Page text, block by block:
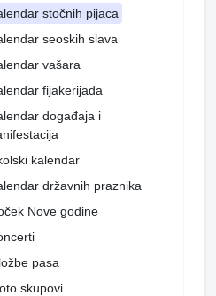
stočnih pijaca
seoskih slava
vašara
fijakerijada
događaja i
kalendar
državnih praznika
Nove godine
pasa
skupovi